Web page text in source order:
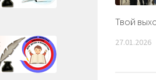
Твой
27.01.2026